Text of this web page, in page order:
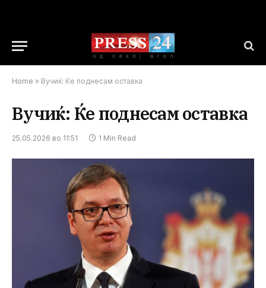
Home » Вучиќ: Ќе поднесам оставка
Вучиќ: Ќе поднесам оставка
25.05.2026 во 11:51 1 Min Read